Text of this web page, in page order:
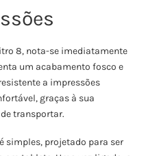
8, nota-se imediatamente
um acabamento fosco e
a impressões
graças à sua
transportar.
simples, projetado para ser